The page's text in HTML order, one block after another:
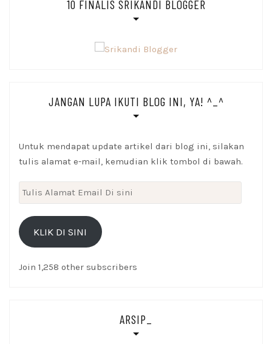
10 FINALIS SRIKANDI BLOGGER
JANGAN LUPA IKUTI BLOG INI, YA! ^_^
Untuk mendapat update artikel dari blog ini, silakan
tulis alamat e-mail, kemudian klik tombol di bawah.
Tulis
Alamat
Email
KLIK DI SINI
Join 1,258 other subscribers
ARSIP_